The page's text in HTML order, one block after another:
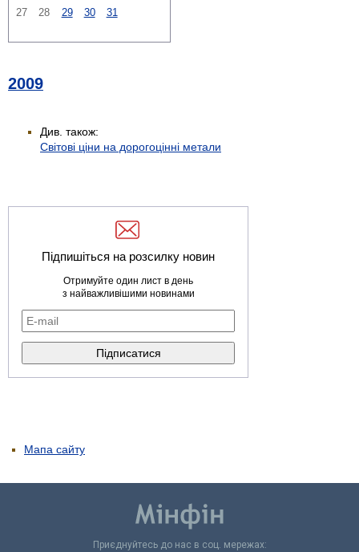
27
28 29 30 31
2009
Див. також:
Світові ціни на дорогоцінні метали
Підпишіться на розсилку новин
Отримуйте один лист в день
з найважливішими новинами
Мапа сайту
Приєднуйтесь до нас в соц. мережах: